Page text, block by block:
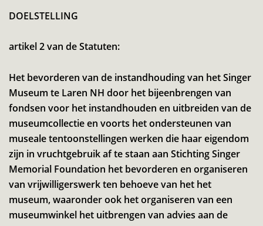
DOELSTELLING
artikel 2 van de Statuten:
Het bevorderen van de instandhouding van het Singer
Museum te Laren NH door het bijeenbrengen van
fondsen voor het instandhouden en uitbreiden van de
museumcollectie en voorts het ondersteunen van
museale tentoonstellingen werken die haar eigendom
zijn in vruchtgebruik af te staan aan Stichting Singer
Memorial Foundation het bevorderen en organiseren
van vrijwilligerswerk ten behoeve van het het
museum, waaronder ook het organiseren van een
museumwinkel het uitbrengen van advies aan de